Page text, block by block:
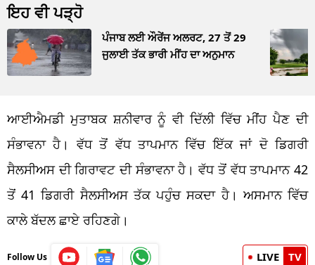
ਇਹ ਵੀ ਪੜ੍ਹੋ
ਪੰਜਾਬ ਲਈ ਔਰੇਂਜ ਅਲਰਟ, 27 ਤੋਂ 29
ਜੁਲਾਈ ਤੱਕ ਭਾਰੀ ਮੀਂਹ ਦਾ ਅਨੁਮਾਨ
ਆਈਐਮਡੀ ਮੁਤਾਬਕ ਸ਼ਨੀਵਾਰ ਨੂੰ ਵੀ ਦਿੱਲੀ ਵਿੱਚ ਮੀਂਹ ਪੈਣ ਦੀ
ਸੰਭਾਵਨਾ ਹੈ। ਵੱਧ ਤੋਂ ਵੱਧ ਤਾਪਮਾਨ ਵਿੱਚ ਇੱਕ ਜਾਂ ਦੋ ਡਿਗਰੀ
ਸੈਲਸੀਅਸ ਦੀ ਗਿਰਾਵਟ ਦੀ ਸੰਭਾਵਨਾ ਹੈ। ਵੱਧ ਤੋਂ ਵੱਧ ਤਾਪਮਾਨ 42
ਤੋਂ 41 ਡਿਗਰੀ ਸੈਲਸੀਅਸ ਤੱਕ ਪਹੁੰਚ ਸਕਦਾ ਹੈ। ਅਸਮਾਨ ਵਿੱਚ
ਕਾਲੇ ਬੱਦਲ ਛਾਏ ਰਹਿਣਗੇ।
Follow Us LIVE TV